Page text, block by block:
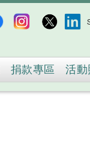
捐款專區 活